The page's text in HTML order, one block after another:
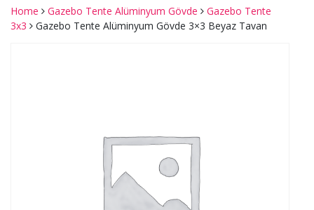
Home Gazebo Tente Alüminyum Gövde
Gazebo Tente
3x3
Gazebo Tente Alüminyum Gövde 3×3 Beyaz Tavan